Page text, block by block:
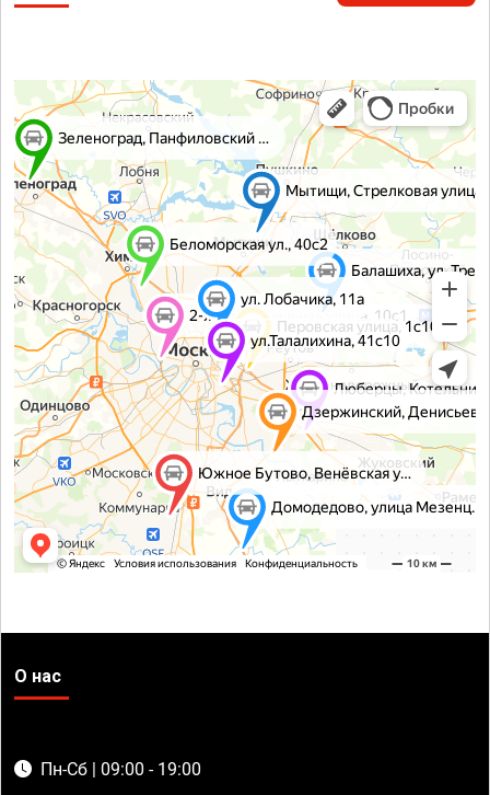
О нас
Пн-Сб | 09:00 - 19:00